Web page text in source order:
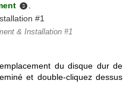
❸
& Installation #1
du disque dur de
et double-cliquez dessus